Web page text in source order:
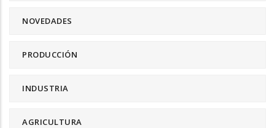
NOVEDADES
PRODUCCIÓN
INDUSTRIA
AGRICULTURA